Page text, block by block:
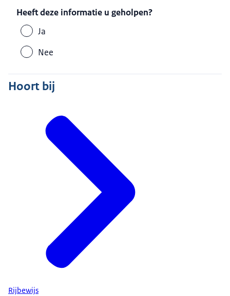
Heeft deze informatie u geholpen?
Ja
Nee
Hoort bij
Rijbewijs